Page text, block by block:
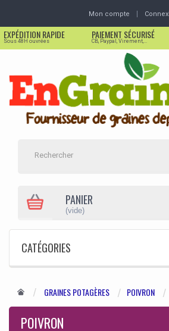
Mon compte
EXPÉDITION RAPIDE
Sous 48H ouvrées
PAIEMENT SÉCURISÉ
CB, Paypal, Virement,...
PANIER
(vide)
CATÉGORIES
GRAINES POTAGÈRES POIVRON
POIVRON